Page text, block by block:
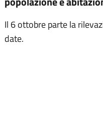
Il 6 ottobre parte la
date.